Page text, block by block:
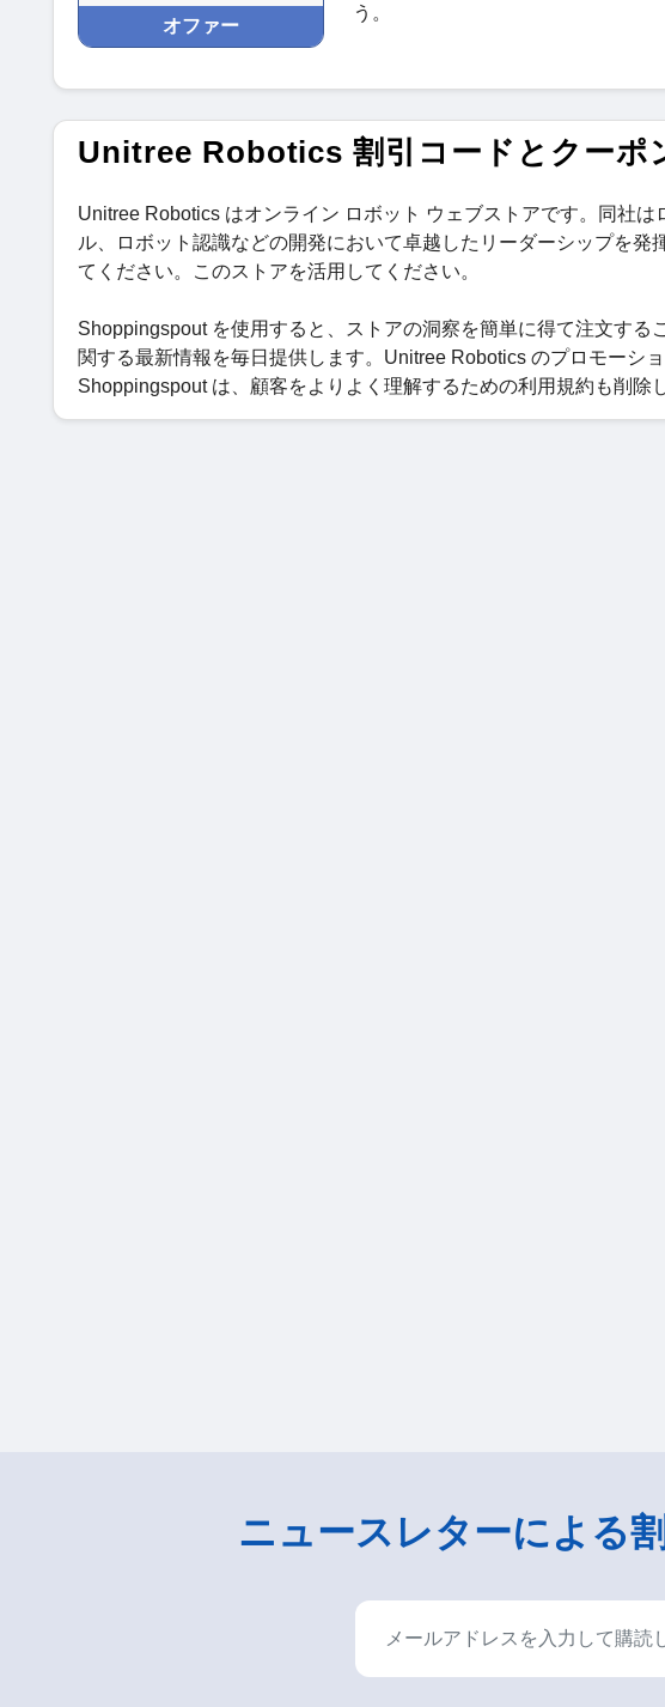
オファー
う。
Unitree Robotics 割引コードとクーポ
Unitree Robotics はオンライン ロボット ウェブストアです。同社
ル、ロボット認識などの開発において卓越したリーダーシップを
てください。このストアを活用してください。
Shoppingspout を使用すると、ストアの洞察を簡単に得て注文す
関する最新情報を毎日提供します。Unitree Robotics のプロモーシ
Shoppingspout は、顧客をよりよく理解するための利用規約も削除
ニュースレターによる